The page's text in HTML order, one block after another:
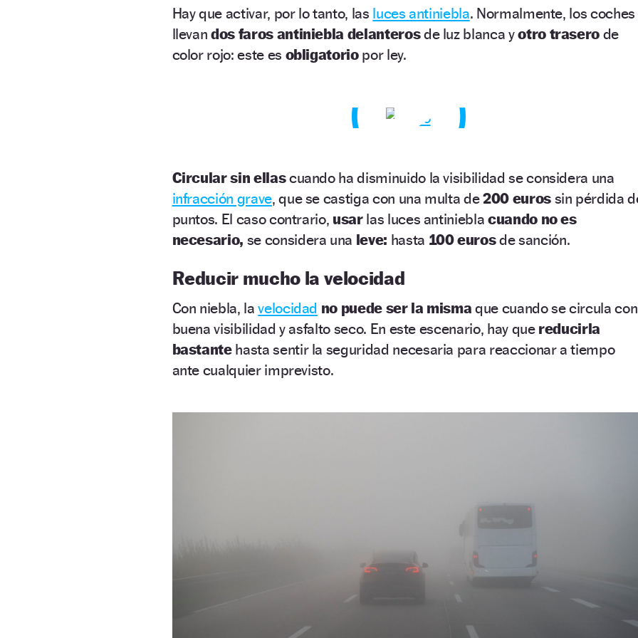
Hay que activar, por lo tanto, las luces antiniebla. Normalmente, los coches
llevandos faros antiniebla delanterosde luz blanca yotro trasero de
color rojo: este es obligatorio por ley.
Circular sin ellascuando ha disminuido la visibilidad se considera una
infracción grave, que se castiga con una multa de200 eurossin pérdida
puntos. El caso contrario, usar las luces antiniebla cuando no es
necesario, se considera una leve: hasta 100 eurosde sanción.
Reducir mucho la velocidad
Con niebla, lavelocidad no puede ser la misma que cuando se circula con
buena visibilidad y asfalto seco. En este escenario, hay que reducirla
bastantehasta sentir la seguridad necesaria para reaccionar a tiempo
ante cualquier imprevisto.